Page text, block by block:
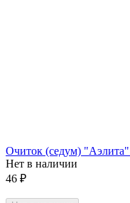
Очиток (седум) "Аэлита"
Нет в наличии
46 ₽